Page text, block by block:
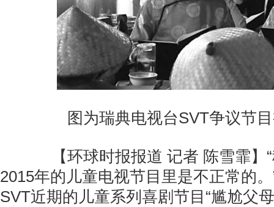
图为瑞典电视台SVT争议节
【环球时报报道 记者 陈雪霏】“
2015年的儿童电视节目里是不正常的
SVT近期的儿童系列喜剧节目“尴尬父